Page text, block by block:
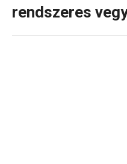
rendszeres